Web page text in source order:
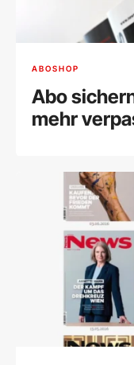
ABOSHOP
Abo
mehr